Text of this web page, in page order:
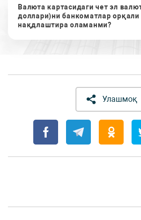
Валюта картасидаги чет эл
доллари)ни банкоматлар орқали
нақдлаштира оламанми?
Улашмоқ